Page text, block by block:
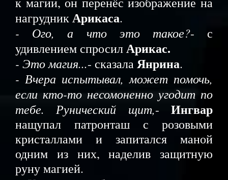
нагрудникАрикаса.
- Ого, а что это такое?- с
удивлением спросилАрикас.
- Это магия...- сказалаЯнрина.
- Вчера испытывал, может помочь,
если кто-то несомоненно угодит по
тебе. Рунический щит,-Ингвар
нащупал патронташ с розовыми
кристаллами и запитался маной
одним из них, наделив защитную
руну магией.